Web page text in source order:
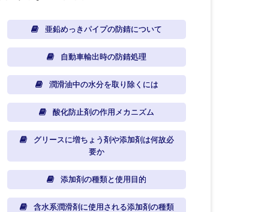
亜鉛めっきパイプの防錆について
自動車輸出時の防錆処理
潤滑油中の水分を取り除くには
酸化防止剤の作用メカニズム
グリースに増ちょう剤や添加剤は何故必
要か
添加剤の種類と使用目的
含水系潤滑剤に使用される添加剤の種類